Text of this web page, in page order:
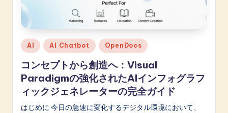
p
a
n
s
e
-
Posted
in
AI AI Chatbot OpenDocs
コンセプトから創造へ：Visual
Paradigmの強化されたAIインフォグラフ
ィックジェネレーターの完全ガイド
はじめに 今日の急速に変化するデジタル環境において、